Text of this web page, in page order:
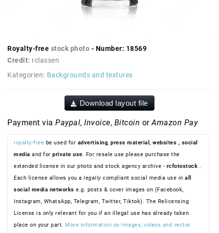
Royalty-free stock photo - Number: 18569
Credit: rclassen
Kategorien: Backgrounds and textures
Download layout file
Payment via Paypal, Invoice, Bitcoin orAmazon Pay
royalty-free be used for advertising, press material , websites , social
media and for private use. For resale use please purchase the
extended license in our photo and stock agency archive - rcfotostock .
Each license allows you a legallycompliant social media use in all
social media networks e.g. posts & cover images on (Facebook,
Instagram, WhatsApp, Telegram, Twitter, Tiktok). The Relicensing
License is only relevant for you if an illegal use has already taken
place on your part. More information on images, videos and vector